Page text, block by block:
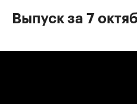
Выпуск за 7